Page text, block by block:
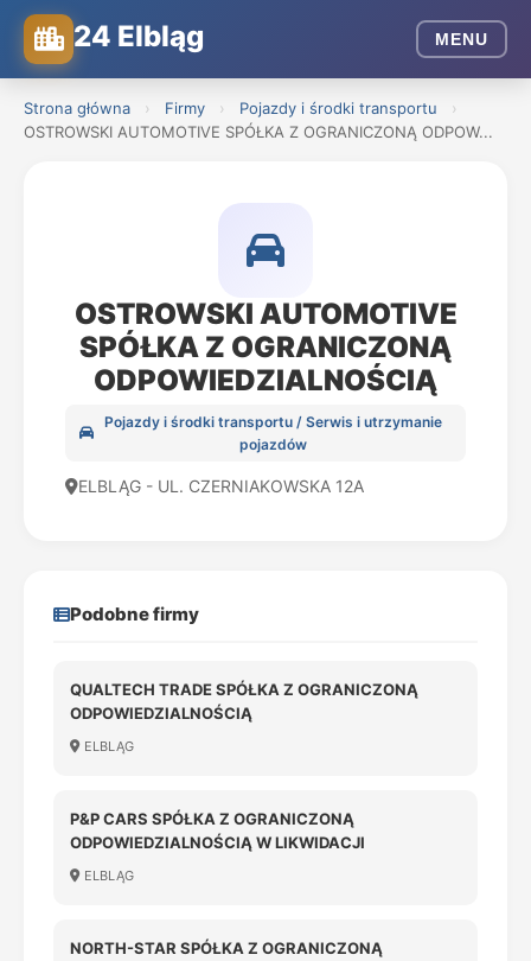
24 Elbląg MENU
Strona główna › Firmy › Pojazdy i środki transportu
›
OSTROWSKI AUTOMOTIVE SPÓŁKA Z OGRANICZONĄ ODPOW...
OSTROWSKI AUTOMOTIVE
SPÓŁKA Z OGRANICZONĄ
ODPOWIEDZIALNOŚCIĄ
Pojazdy i środki transportu / Serwis i utrzymanie
pojazdów
ELBLĄG - UL. CZERNIAKOWSKA 12A
Podobne firmy
QUALTECH TRADE SPÓŁKA Z OGRANICZONĄ
ODPOWIEDZIALNOŚCIĄ
ELBLĄG
P&P CARS SPÓŁKA Z OGRANICZONĄ
ODPOWIEDZIALNOŚCIĄ W LIKWIDACJI
ELBLĄG
NORTH-STAR SPÓŁKA Z OGRANICZONĄ